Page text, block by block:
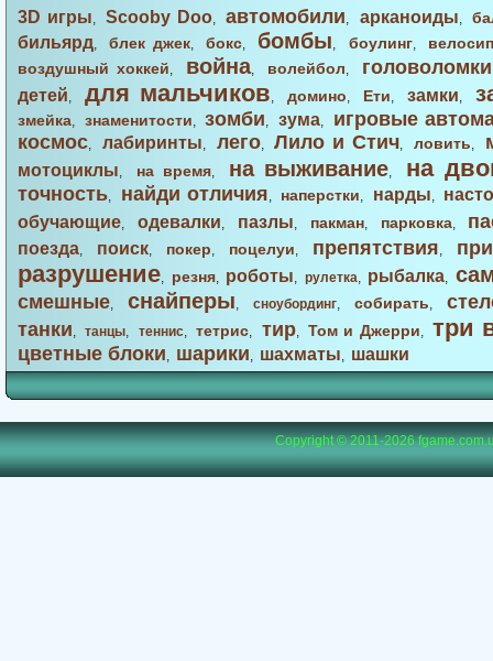
3D игры,Scooby Doo,автомобили, арканоиды,
бильярд,блек джек,бокс, бомбы, боулинг,
воздушный хоккей, война, волейбол, головоломки
детей, для мальчиков, домино, Ети, замки,
змейка, знаменитости,зомби, зума,
игровые
космос, лабиринты, лего,Лило и Стич,ловить,
мотоциклы, на время, на выживание, на
точность, найди отличия, наперстки, нарды,
обучающие, одевалки, пазлы, пакман, парковка,
поезда, поиск, покер, поцелуи, препятствия,
разрушение, резня, роботы, рулетка, рыбалка,
смешные, снайперы, сноубординг, собирать,
танки,танцы, теннис,тетрис, тир,Том и Джерри, три
цветные блоки, шарики, шахматы, шашки
Copyright © 2011-2026